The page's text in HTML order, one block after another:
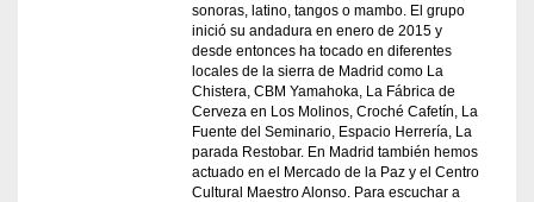
sonoras, latino, tangos o mambo. El grupo
inició su andadura en enero de 2015 y
desde entonces ha tocado en diferentes
locales de la sierra de Madrid como La
Chistera, CBM Yamahoka, La Fábrica de
Cerveza en Los Molinos, Croché Cafetín, La
Fuente del Seminario, Espacio Herrería, La
parada Restobar. En Madrid también hemos
actuado en el Mercado de la Paz y el Centro
Cultural Maestro Alonso. Para escuchar a